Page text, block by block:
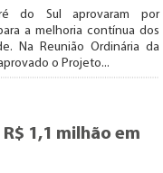
do Sul aprovaram por
a melhoria contínua dos
Na Reunião Ordinária da
o Projeto...
1,1 milhão em